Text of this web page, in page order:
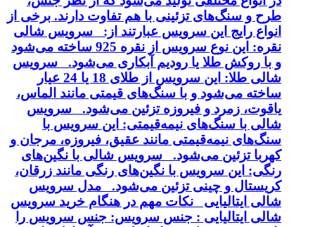
طرح و سنگ‌های تزئینی با هم تفاوت دارند. برخی از
انواع رایج این سرویس عبارتند از: سرویس شالی
نقره: این نوع سرویس از نقره 925 ساخته می‌شود
و با روکش طلا یا رودیم آبکاری می‌شود. سرویس
شالی طلا: این سرویس از طلای 18 یا 24 عیار
ساخته می‌شود و با سنگ‌های قیمتی مانند الماس،
یاقوت، زمرد و فیروزه تزئین می‌شود. سرویس
شالی با سنگ‌های نیمه‌قیمتی: این سرویس با
سنگ‌های نیمه‌قیمتی مانند عقیق، فیروزه، مرجان و
کهربا تزئین می‌شود. سرویس شالی با نگین‌های
رنگی: این سرویس با نگین‌های رنگی مانند زرقان،
کریستال و چینی تزئین می‌شود. مدل سرویس
شالی ایتالیایی نکات مهم در هنگام خرید سرویس
شالی ایتالیایی : جنس سرویس: جنس سرویس را